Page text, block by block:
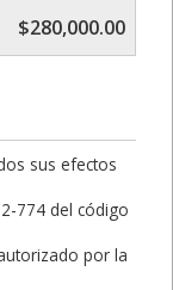
$280,000.00
sus efectos
774 del código
por la